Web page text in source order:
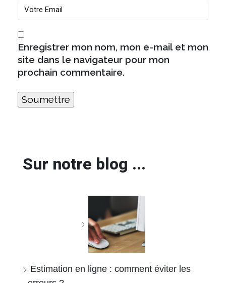
Enregistrer mon nom, mon e-mail et mon
site dans le navigateur pour mon
prochain commentaire.
Sur notre blog ...
Estimation en ligne : comment éviter les